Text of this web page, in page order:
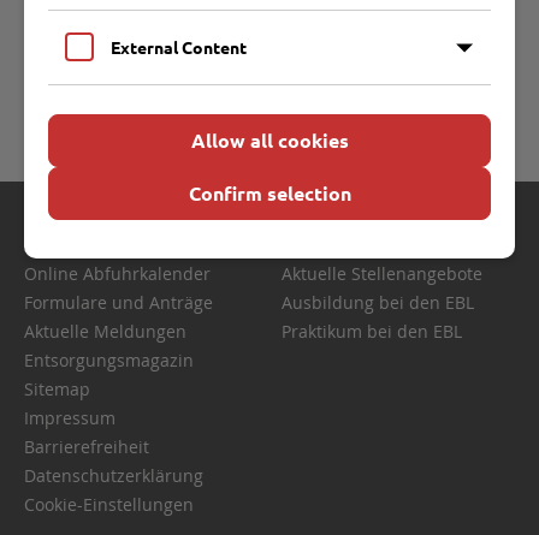
Kundenservices unter der Rufnummer 0451 707600 zu den
Servicezeiten von Mo. bis Do. 8 bis 17 Uhr, Fr. 8 bis 16 Uhr
Lübeck, 24. November 2015
Online Abfuhrkalender
Formulare und Anträge
Aktuelle Meldungen
Entsorgungsmagazin
Sitemap
Impressum
Barrierefreiheit
Datenschutzerklärung
Cookie-Einstellungen
Aktuelle Stellenangebote
Ausbildung bei den EBL
Praktikum bei den EBL
External Content
Allow all cookies
Confirm selection